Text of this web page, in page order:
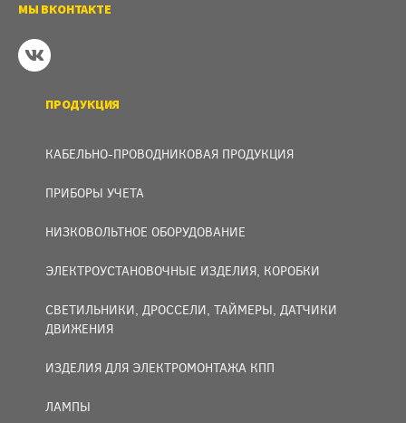
МЫ ВКОНТАКТЕ
ПРОДУКЦИЯ
КАБЕЛЬНО-ПРОВОДНИКОВАЯ ПРОДУКЦИЯ
ПРИБОРЫ УЧЕТА
НИЗКОВОЛЬТНОЕ ОБОРУДОВАНИЕ
ЭЛЕКТРОУСТАНОВОЧНЫЕ ИЗДЕЛИЯ, КОРОБКИ
СВЕТИЛЬНИКИ, ДРОССЕЛИ, ТАЙМЕРЫ, ДАТЧИКИ
ДВИЖЕНИЯ
ИЗДЕЛИЯ ДЛЯ ЭЛЕКТРОМОНТАЖА КПП
ЛАМПЫ